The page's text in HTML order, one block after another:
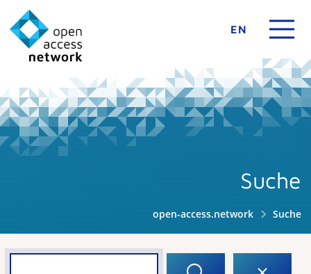
EN
Suche
open-access.network Suche